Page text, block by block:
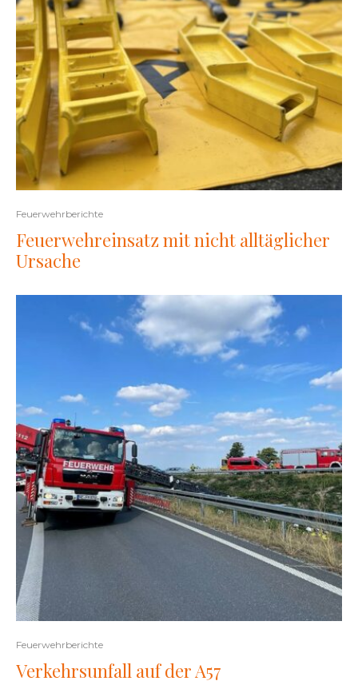
Feuerwehrberichte
Feuerwehreinsatz mit nicht alltäglicher
Ursache
Feuerwehrberichte
Verkehrsunfall auf der A57